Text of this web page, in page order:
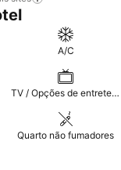
A/C
TV / Opções de entretenimento
Quarto não fumadores